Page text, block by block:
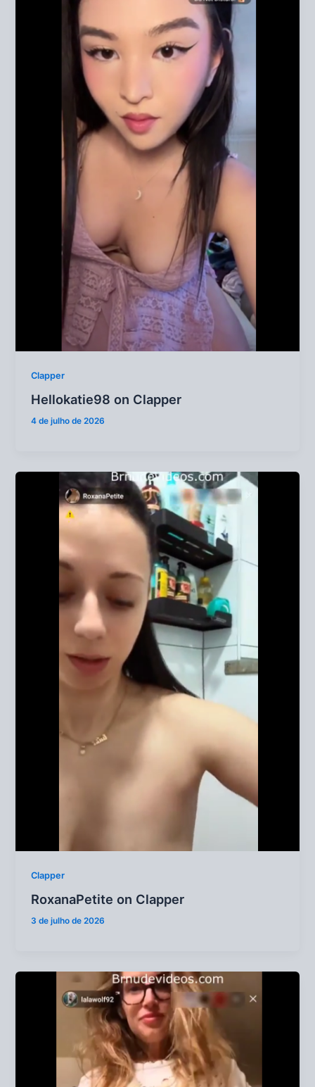
Clapper
Hellokatie98 on Clapper
4 de julho de 2026
Clapper
RoxanaPetite on Clapper
3 de julho de 2026